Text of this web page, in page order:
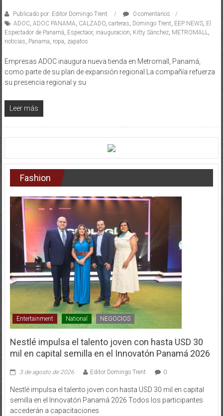
Publicado por: Editor Domingo Trent
0 comentarios
ADOC, ADOC PANAMA CALZADO, carteras Domingo Trent EEP NEWS, El
Espectador de Panamá Espectaor, inauguracion Kitty Sánchez, METROMALL
noticias Panama ropa zapatos
Empresas ADOC inaugura nueva tienda en Metromall, Panamá,
como parte de su plan de expansión regional La compañía refuerza
su presencia regional y su
Leer más
Fashion
Entertainment National NEGOCIOS
Nestlé impulsa el talento joven con hasta USD 30
mil en capital semilla en el Innovatón Panamá 2026
3 de agosto de 2026 Editor Domingo Trent 0
Nestlé impulsa el talento joven con hasta USD 30 mil en capital
semilla en el Innovatón Panamá 2026 Todos los participantes
accederán a capacitaciones